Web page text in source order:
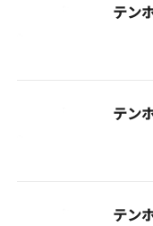
テン
テン
テン